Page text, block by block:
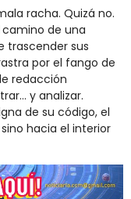
racha. Quizá no.
camino de una
trascender sus
por el fango de
redacción
y analizar.
de su código, el
sino hacia el interior